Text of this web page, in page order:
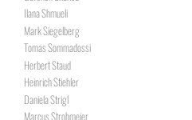
Ilana Shmueli
Mark Siegelberg
Tomas Sommadossi
Herbert Staud
Heinrich Stiehler
Daniela Strigl
Marcus Strohmeier